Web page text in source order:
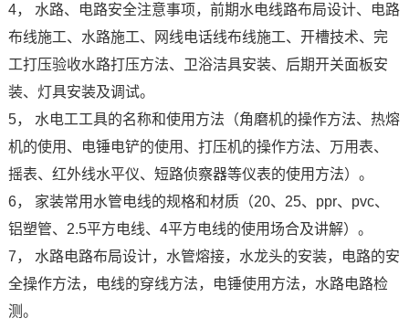
4， 水路、电路安全注意事项，前期水电线路布局设计、电路
布线施工、水路施工、网线电话线布线施工、开槽技术、完
工打压验收水路打压方法、卫浴洁具安装、后期开关面板安
装、灯具安装及调试。
5， 水电工工具的名称和使用方法（角磨机的操作方法、热熔
机的使用、电锤电铲的使用、打压机的操作方法、万用表、
摇表、红外线水平仪、短路侦察器等仪表的使用方法）。
6， 家装常用水管电线的规格和材质（20、25、ppr、pvc、
铝塑管、2.5平方电线、4平方电线的使用场合及讲解）。
7， 水路电路布局设计，水管熔接，水龙头的安装，电路的安
全操作方法，电线的穿线方法，电锤使用方法，水路电路检
测。